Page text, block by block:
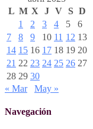
L M X J V S D
1
2 3 4 5
6
7
8 9 10 11 12 13
14 15 16 17 18 19 20
21 22 23 24 25 26 27
28 29 30
« Mar
May »
Navegación